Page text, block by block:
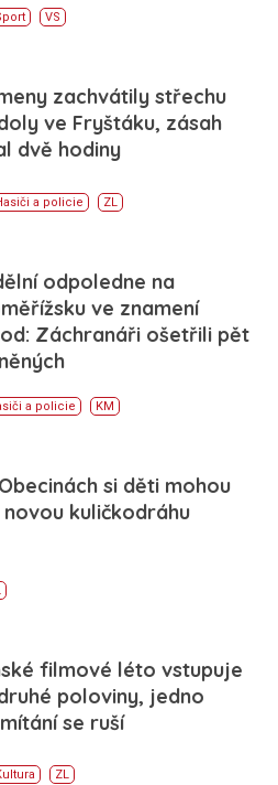
VS
zachvátily střechu
ve Fryštáku, zásah
dvě hodiny
a policie ZL
odpoledne na
ve znamení
Záchranáři ošetřili pět
a policie KM
si děti mohou
novou kuličkodráhu
filmové léto vstupuje
poloviny, jedno
se ruší
ZL